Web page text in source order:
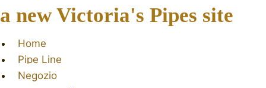
a new Victoria's Pipes site
Home
Pipe Line
Negozio